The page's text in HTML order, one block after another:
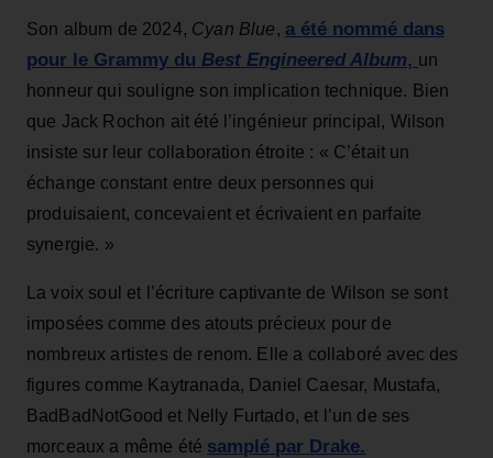
Son album de 2024, Cyan Blue, a été nommé dans
pour le Grammy du Best Engineered Album, un
honneur qui souligne son implication technique. Bien
que Jack Rochon ait été l’ingénieur principal, Wilson
insiste sur leur collaboration étroite : « C’était un
échange constant entre deux personnes qui
produisaient, concevaient et écrivaient en parfaite
synergie. »
La voix soul et l’écriture captivante de Wilson se sont
imposées comme des atouts précieux pour de
nombreux artistes de renom. Elle a collaboré avec des
figures comme Kaytranada, Daniel Caesar, Mustafa,
BadBadNotGood et Nelly Furtado, et l’un de ses
morceaux a même été samplé par Drake.